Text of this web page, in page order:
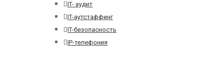
IT- аудит
IT-аутстаффинг
IT-безопасность
IP-телефония